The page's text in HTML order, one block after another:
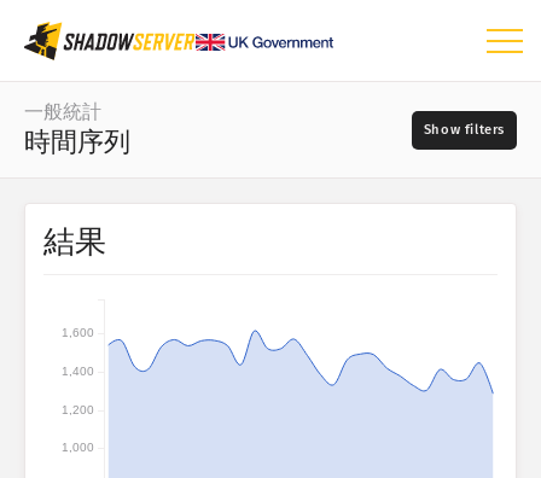
儀表板
一般統計
世界地圖
區域地圖
時間序列
視覺化
一般統計
時間序列
資料範圍
結果
1,000
1,200
1,400
1,600